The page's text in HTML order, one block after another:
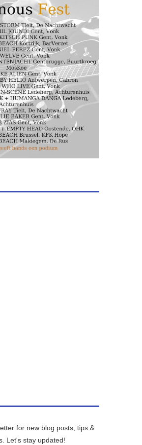
for new blog posts, tips &
Let's stay updated!